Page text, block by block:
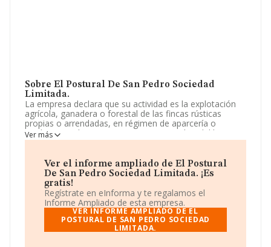
Sobre El Postural De San Pedro Sociedad
Limitada.
La empresa declara que su actividad es la explotación
agrícola, ganadera o forestal de las fincas rústicas
propias o arrendadas, en régimen de aparcería o
mediante cualquier otro que sea costumbre del lugar,
incluyendo la comercialización de sus productos, incluso
como Sociedad Limitada. Su actividad CNAE es 'Cultivo
de frutos oleaginosos' con código 0126. No realiza
actividad de importación y/o exportación.
La empresa españolaEl Postural de San Pedro
Sociedad Limitada, con CIF B16468746, se encuentra
en Calle Padre Lara núm. 6, (23790), Porcuna, provincia
de Jaén, Andalucía.
Ver más
Ver el informe ampliado de El Postural
De San Pedro Sociedad Limitada. ¡Es
gratis!
Regístrate en eInforma y te regalamos el
Informe Ampliado de esta empresa.
VER INFORME AMPLIADO DE EL
POSTURAL DE SAN PEDRO SOCIEDAD
LIMITADA.